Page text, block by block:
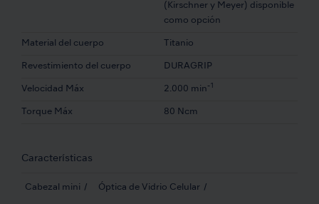
(Kirschner y Meyer) disponible
como opción
Material del cuerpo Titanio
Revestimiento del cuerpo DURAGRIP
Velocidad Máx 2.000 min -1
Torque Máx 80 Ncm
Características
Cabezal mini Óptica de Vidrio Celular